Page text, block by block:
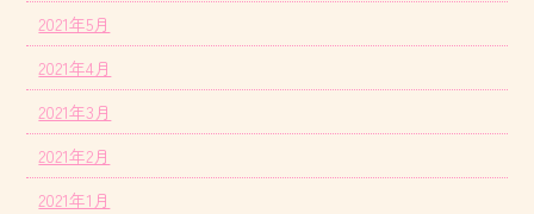
2021年5月
2021年4月
2021年3月
2021年2月
2021年1月